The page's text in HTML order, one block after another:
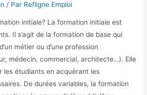
/ Par Refligne Emploi
initiale? La formation initiale est
Il s’agit de la formation de base qui
métier ou d’une profession
médecin, commercial, architecte…). Elle
les étudiants en acquérant les
De durées variables, la formation